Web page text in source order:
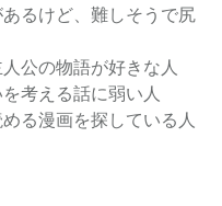
るけど、難しそうで尻
公の物語が好きな人
考える話に弱い人
る漫画を探している人